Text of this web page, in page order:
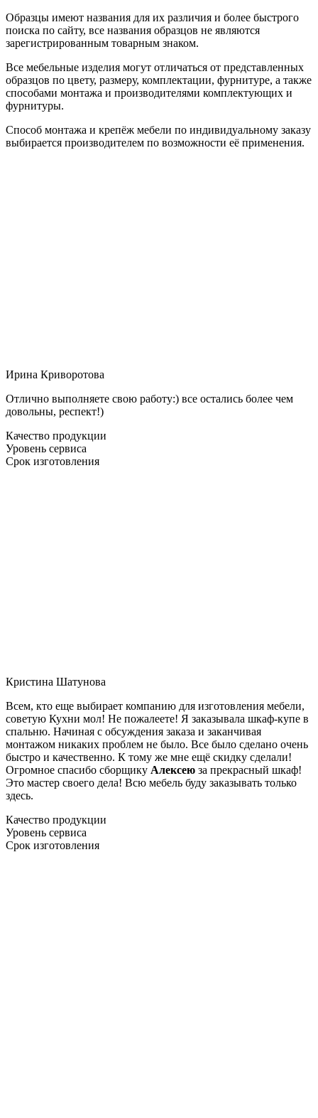
Образцы имеют названия для их различия и более быстрого
поиска по сайту, все названия образцов не являются
зарегистрированным товарным знаком.
Все мебельные изделия могут отличаться от представленных
образцов по цвету, размеру, комплектации, фурнитуре, а также
способами монтажа и производителями комплектующих и
фурнитуры.
Способ монтажа и крепёж мебели по индивидуальному заказу
выбирается производителем по возможности её применения.
Ирина Криворотова
Отлично выполняете свою работу:) все остались более чем
довольны, респект!)
Качество продукции
Уровень сервиса
Срок изготовления
Кристина Шатунова
Всем, кто еще выбирает компанию для изготовления мебели,
советую Кухни мол! Не пожалеете! Я заказывала шкаф-купе в
спальню. Начиная с обсуждения заказа и заканчивая
монтажом никаких проблем не было. Все было сделано очень
быстро и качественно. К тому же мне ещё скидку сделали!
Огромное спасибо сборщику Алексею за прекрасный шкаф!
Это мастер своего дела! Всю мебель буду заказывать только
здесь.
Качество продукции
Уровень сервиса
Срок изготовления